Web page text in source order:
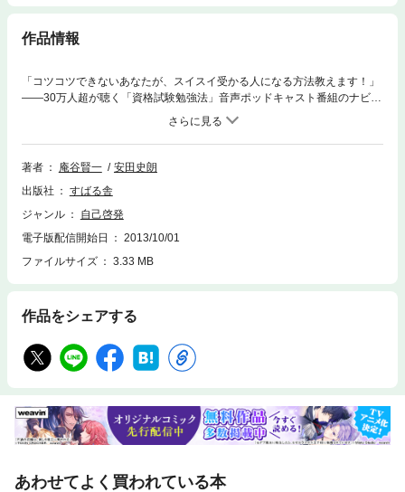
作品情報
「コツコツできないあなたが、スイスイ受かる人になる方法教えます！」
——30万人超が聴く「資格試験勉強法」音声ポッドキャスト番組のナビゲ
ーターを務め、「１年かかる難関資格に３ヵ月で合格」など、数々の試験
を短期攻略してきた著者たちが、「最短で試験に合格する秘訣」を公開！
「勉強が続かない」「やる気が起きない」「今さら勉強しても遅い」……
そのように悩んでいる人こそ、この方法であっという間に合格できます！
著者 庵谷賢一
安田史朗
出版社
すばる舎
ジャンル
自己啓発
電子版配信開始日
2013/10/01
ファイルサイズ
3.33 MB
作品をシェアする
あわせてよく買われている本